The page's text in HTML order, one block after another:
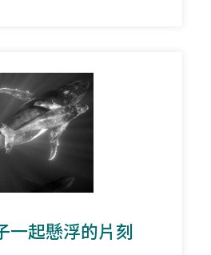
一起懸浮的片刻